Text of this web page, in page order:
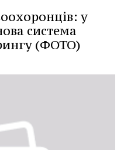
у
система
(ФОТО)